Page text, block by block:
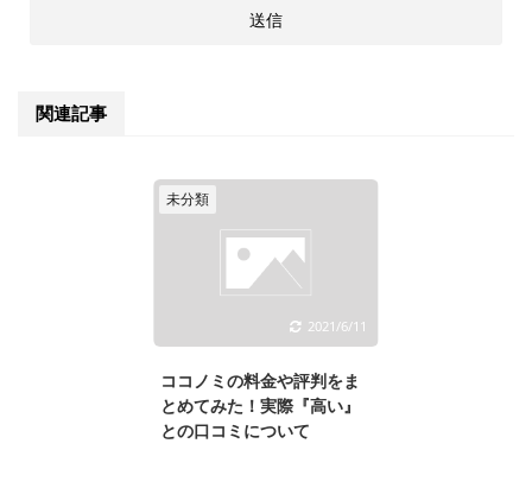
関連記事
未分類
2021/6/11
ココノミの料金や評判をま
とめてみた！実際『高い』
との口コミについて